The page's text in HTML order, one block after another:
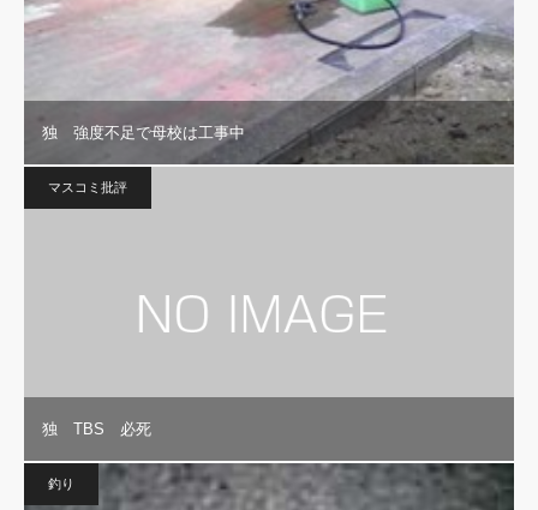
独 強度不足で母校は工事中
マスコミ批評
独 TBS 必死
釣り